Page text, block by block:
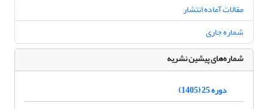
مقالات آماده انتشار
شماره جاری
شماره‌های پیشین نشریه
دوره 25 (1405)